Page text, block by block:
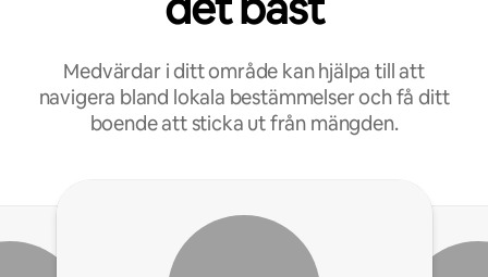
Medvärdar i ditt område kan hjälpa till att
navigera bland lokala bestämmelser och få ditt
boende att sticka ut från mängden.